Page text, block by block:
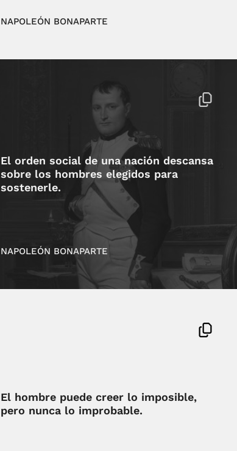
NAPOLEÓN BONAPARTE
El orden social de una nación descansa
sobre los hombres elegidos para
sostenerle.
NAPOLEÓN BONAPARTE
El hombre puede creer lo imposible,
pero nunca lo improbable.